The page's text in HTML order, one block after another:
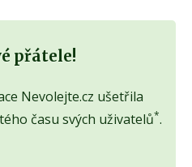
přátele!
Nevolejte.cz ušetřila
času svých uživatelů*.